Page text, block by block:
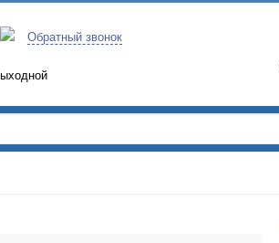
Обратный звонок